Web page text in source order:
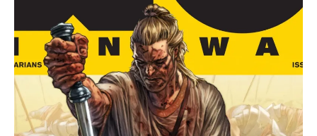
DIVINITY III : STALINEVERS (VF
– BLISS COMICS)
Kidroy 26 octobre 2017